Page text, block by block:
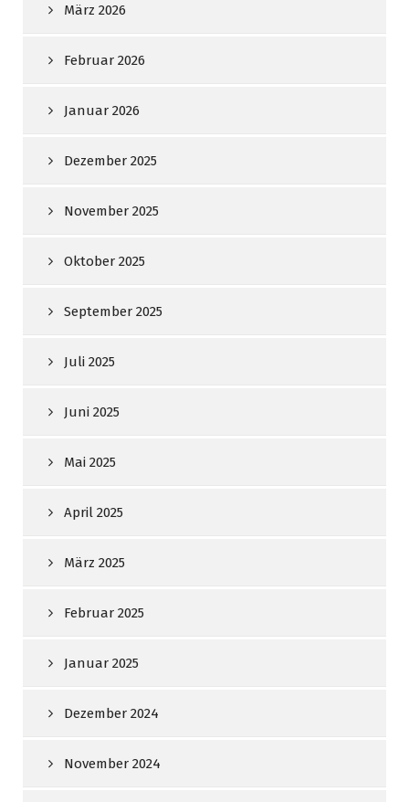
März 2026
Februar 2026
Januar 2026
Dezember 2025
November 2025
Oktober 2025
September 2025
Juli 2025
Juni 2025
Mai 2025
April 2025
März 2025
Februar 2025
Januar 2025
Dezember 2024
November 2024